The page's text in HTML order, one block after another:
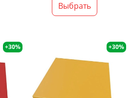
Выбрать
+30% +30%